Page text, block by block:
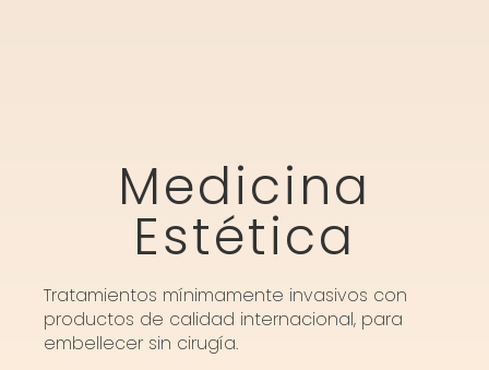
Medicina
Estética
Tratamientos mínimamente invasivos con
productos de calidad internacional, para
embellecer sin cirugía.